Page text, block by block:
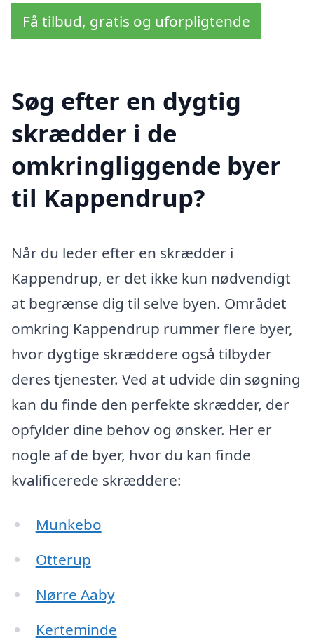
Få tilbud, gratis og uforpligtende
Søg efter en dygtig
skrædder i de
omkringliggende byer
til Kappendrup?
Når du leder efter en skrædder i
Kappendrup, er det ikke kun nødvendigt
at begrænse dig til selve byen. Området
omkring Kappendrup rummer flere byer,
hvor dygtige skræddere også tilbyder
deres tjenester. Ved at udvide din søgning
kan du finde den perfekte skrædder, der
opfylder dine behov og ønsker. Her er
nogle af de byer, hvor du kan finde
kvalificerede skræddere:
Munkebo
Otterup
Nørre Aaby
Kerteminde